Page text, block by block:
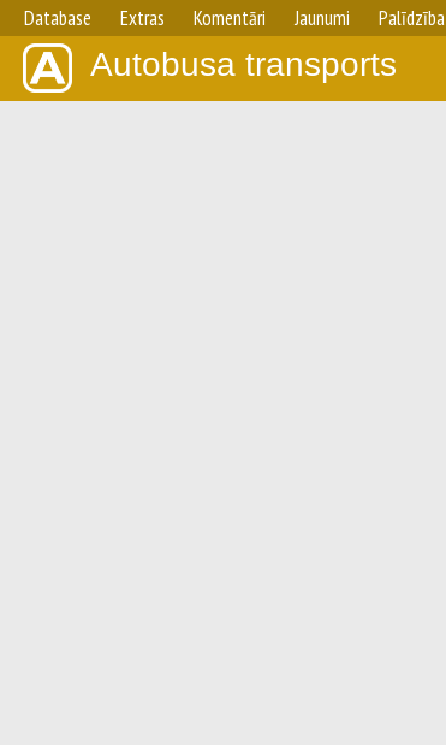
Database Extras Komentāri Jaunumi Palīdzība
Autobusa transports